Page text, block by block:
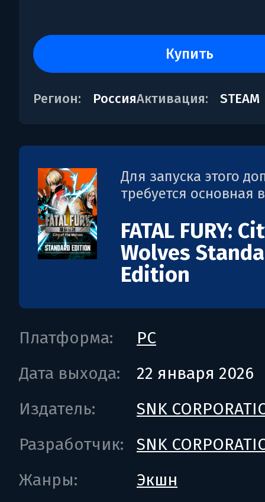
купить
Регион: РоссияАктивация: STEAM
Для запуска этого
требуется основная
FATAL FURY:
Wolves
Edition
Платформа:
PC
Дата выхода:
22 января 2026
Издатель:
SNK
Разработчик:
SNK
Жанры:
Экшн